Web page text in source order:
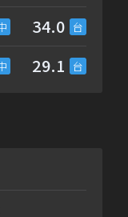
34.0
29.1